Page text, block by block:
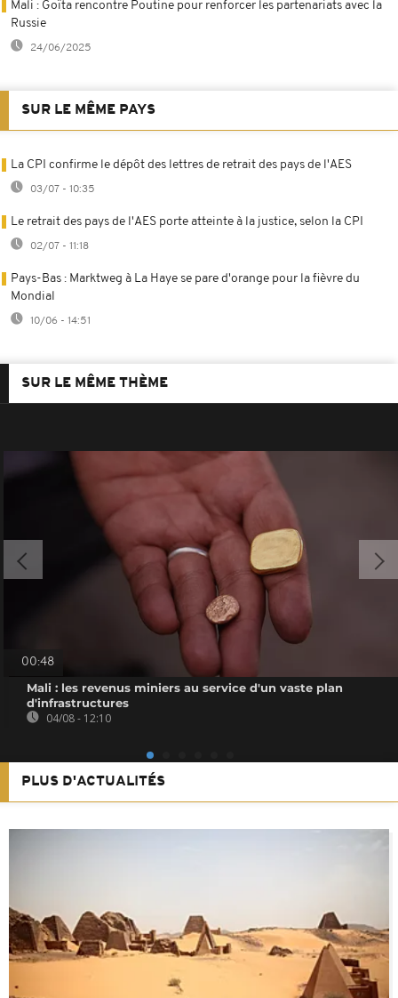
Mali : Goïta rencontre Poutine pour renforcer les partenariats avec la
Russie
24/06/2025
SUR LE MÊME PAYS
La CPI confirme le dépôt des lettres de retrait des pays de l'AES
03/07 - 10:35
Le retrait des pays de l'AES porte atteinte à la justice, selon la CPI
02/07 - 11:18
Pays-Bas : Marktweg à La Haye se pare d'orange pour la fièvre du
Mondial
10/06 - 14:51
SUR LE MÊME THÈME
00:48
Mali : les revenus miniers au service d'un vaste plan
d'infrastructures
04/08 - 12:10
PLUS D'ACTUALITÉS